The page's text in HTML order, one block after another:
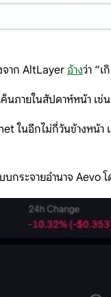
าก AltLayer อ้างว่า “
นภายในสัปดาห์หน้า เช่น
นอีกไม่กี่วันข้างหน้า
บกระจายอำนาจ Aevo